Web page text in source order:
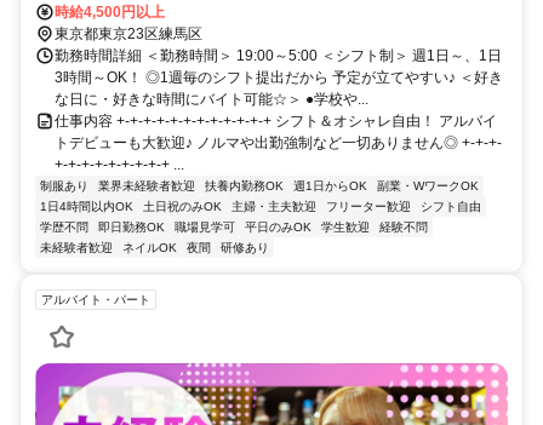
都営大江戸線） 徒歩1分
時給4,500円以上
東京都東京23区練馬区
勤務時間詳細 ＜勤務時間＞ 19:00～5:00 ＜シフト制＞ 週1日～、1日
3時間～OK！ ◎1週毎のシフト提出だから 予定が立てやすい♪ ＜好き
な日に・好きな時間にバイト可能☆＞ ●学校や...
仕事内容 +-+-+-+-+-+-+-+-+-+-+-+ シフト＆オシャレ自由！ アルバイ
トデビューも大歓迎♪ ノルマや出勤強制など一切ありません◎ +-+-+-
+-+-+-+-+-+-+-+-+ ...
制服あり 業界未経験者歓迎 扶養内勤務OK 週1日からOK
副業・WワークOK
1日4時間以内OK
土日祝のみOK 主婦・主夫歓迎 フリーター歓迎
シフト自由
学歴不問
即日勤務OK 職場見学可 平日のみOK 学生歓迎
経験不問
未経験者歓迎
ネイルOK 夜間 研修あり
アルバイト・パート